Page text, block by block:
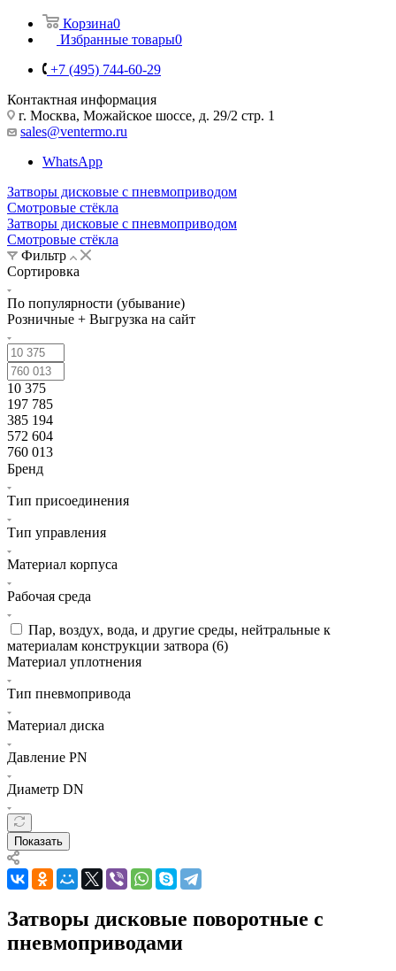
Корзина0
Избранные товары0
+7 (495) 744-60-29
Контактная информация
г. Москва, Можайское шоссе, д. 29/2 стр. 1
sales@ventermo.ru
WhatsApp
Затворы дисковые с пневмоприводом
Смотровые стёкла
Затворы дисковые с пневмоприводом
Смотровые стёкла
Фильтр
Сортировка
По популярности (убывание)
Розничные + Выгрузка на сайт
10 375
197 785
385 194
572 604
760 013
Бренд
Тип присоединения
Тип управления
Материал корпуса
Рабочая среда
Пар, воздух, вода, и другие среды, нейтральные к
материалам конструкции затвора (6)
Материал уплотнения
Тип пневмопривода
Материал диска
Давление PN
Диаметр DN
Показать
Затворы дисковые поворотные с
пневмоприводами